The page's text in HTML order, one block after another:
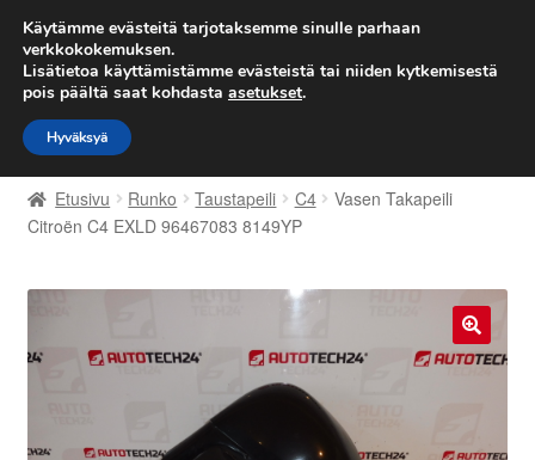
TOIMITUS alkaen 7 EUR
Siirry
navigointiin
Siirry
sisältöön
Etusivu
Kärry
Kuljetus
Maailmanlaajuinen toimitus
Etusivu Runko Taustapeili C4
Vasen Takapeili
Citroën C4 EXLD 96467083 8149YP
🔍
Käytämme evästeitä tarjotaksemme sinulle parhaan
verkkokokemuksen.
Lisätietoa käyttämistämme evästeistä tai niiden kytkemisestä
pois päältä saat kohdasta asetukset.
Hyväksyä